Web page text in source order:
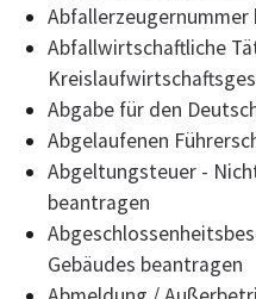
Abfallerzeugernummer
Abfallwirtschaftliche
Abgabe für den
Abgelaufenen
Abgeltungsteuer -
beantragen
Gebäudes beantragen